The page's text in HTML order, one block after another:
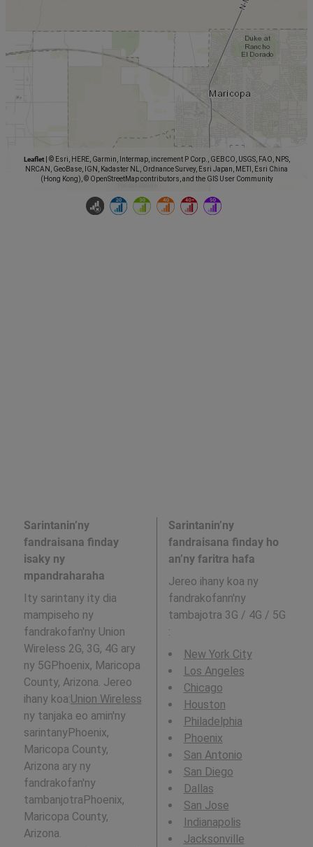
Leaflet
© Esri, HERE, Garmin, Intermap, increment P Corp., GEBCO, USGS, FAO, NPS,
NRCAN, GeoBase, IGN, Kadaster NL, Ordnance Survey, Esri Japan, METI, Esri China
(Hong Kong), © OpenStreetMap contributors, and the GIS User Community
Sarintanin’ny
fandraisana finday
isaky ny
mpandraharaha
Ity sarintany ity dia
mampiseho ny
fandrakofan'ny Union
Wireless 2G, 3G, 4G ary
ny 5GPhoenix, Maricopa
County, Arizona. Jereo
ihany koa:Union Wireless
ny tanjaka eo amin'ny
sarintanyPhoenix,
Maricopa County,
Arizona ary ny
fandrakofan'ny
tambanjotraPhoenix,
Maricopa County,
Arizona.
Sarintanin’ny
fandraisana finday ho
an’ny faritra hafa
Jereo ihany koa ny
fandrakofann'ny
tambajotra 3G / 4G / 5G
:
New York City
Los Angeles
Chicago
Houston
Philadelphia
Phoenix
San Antonio
San Diego
Dallas
San Jose
Indianapolis
Jacksonville